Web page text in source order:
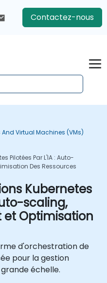
Contactez-nous
Virtual Machines (VMs)
Pilotées Par L'IA : Auto-
Des Ressources
Kubernetes
scaling,
Optimisation
d'orchestration de
pour la gestion
échelle.